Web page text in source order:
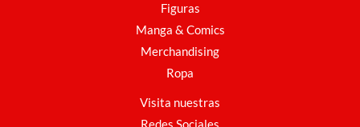
Figuras
Manga & Comics
Merchandising
Ropa
Visita nuestras